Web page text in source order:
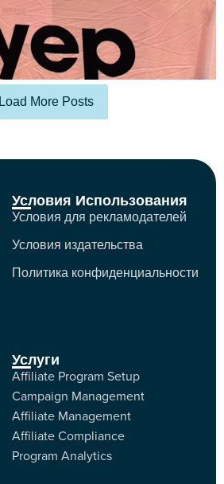
Load More Posts
Условия Использования
Условия для рекламодателей
Условия издательства
Политика конфиденциальности
Услуги
Affiliate Program Setup
Campaign Management
Affiliate Management
Affiliate Compliance
Program Analytics